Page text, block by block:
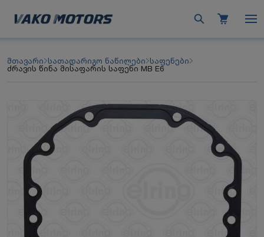
მთავარი სათადარიგო ნაწილები საფენები
ძრავის წინა მისაფარის საფენი MB E6